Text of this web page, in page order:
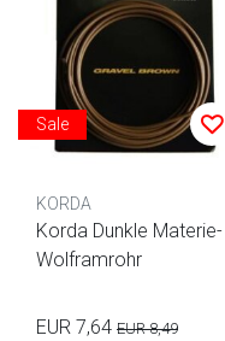
Sale
KORDA
Korda Dunkle Materie-
Wolframrohr
EUR 7,64 EUR 8,49